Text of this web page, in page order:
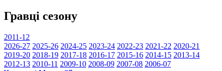
Гравці сезону
2011-12
2026-27 2025-26 2024-25 2023-24 2022-23 2021-22 2020-21
2019-20 2018-19 2017-18 2016-17 2015-16 2014-15 2013-14
2012-13 2010-11 2009-10 2008-09 2007-08 2006-07